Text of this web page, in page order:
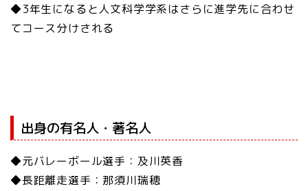
◆3年生になると人文科学学系はさらに進学先に合わせ
てコース分けされる
出身の有名人・著名人
◆元バレーボール選手：及川英香
◆長距離走選手：那須川瑞穂